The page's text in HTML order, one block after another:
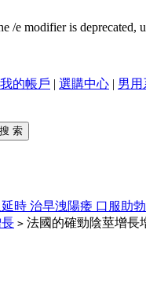
/e modifier is deprecated,
我的帳戶 | 選購中心 | 男用
時 治早洩陽痿 口服助
> 法國的確勁陰莖增長